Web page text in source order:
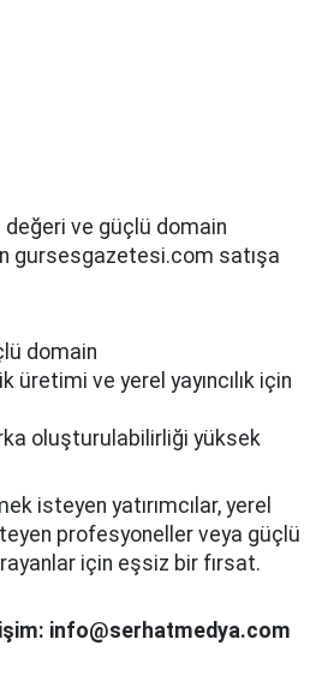
değeri ve güçlü domain
gursesgazetesi.com satışa
domain
üretimi ve yerel yayıncılık için
oluşturulabilirliği yüksek
isteyen yatırımcılar, yerel
profesyoneller veya güçlü
için eşsiz bir fırsat.
info@serhatmedya.com